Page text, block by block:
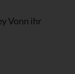
Vonn ihr